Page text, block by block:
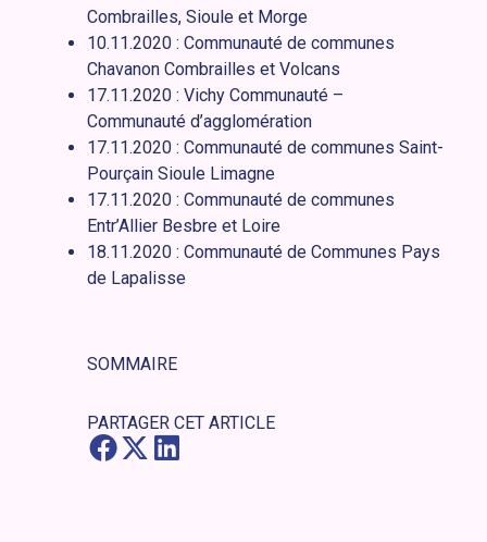
Combrailles, Sioule et Morge
10.11.2020 : Communauté de communes
Chavanon Combrailles et Volcans
17.11.2020 : Vichy Communauté –
Communauté d’agglomération
17.11.2020 : Communauté de communes Saint-
Pourçain Sioule Limagne
17.11.2020 : Communauté de communes
Entr’Allier Besbre et Loire
18.11.2020 : Communauté de Communes Pays
de Lapalisse
SOMMAIRE
PARTAGER CET ARTICLE